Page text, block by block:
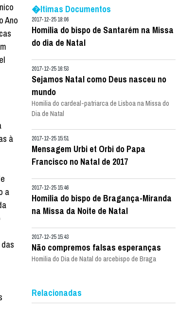
Ano
à
a
�ltimas Documentos
2017-12-25 18:06
Homilia do bispo de Santarém na Missa
do dia de Natal
2017-12-25 16:53
Sejamos Natal como Deus nasceu no
mundo
Homilia do cardeal-patriarca de Lisboa na Missa do
Dia de Natal
2017-12-25 15:51
Mensagem Urbi et Orbi do Papa
Francisco no Natal de 2017
2017-12-25 15:46
Homilia do bispo de Bragança-Miranda
na Missa da Noite de Natal
2017-12-25 15:43
Não compremos falsas esperanças
Homilia do Dia de Natal do arcebispo de Braga
Relacionadas